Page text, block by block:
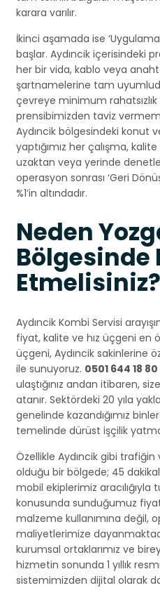
karara varılır.
İkinci aşamada ise
başlar. Aydıncik içerisindeki
her bir vida, kablo veya
şartnamelerine tam
çevreye minimum
prensibimizden taviz
Aydıncik bölgesindeki konut
yaptığımız her çalışma,
uzaktan veya yerinde
operasyon sonrası ‘Geri
%1’in altındadır.
Neden
Bölgesinde
Etmelisiniz?
Aydıncik Kombi Servisi
fiyat, kalite ve hız üçgeni en
üçgeni, Aydıncik sakinlerine
ile sunuyoruz. 0501 644 18 80
ulaştığınız andan itibaren,
atanır. Sektördeki 20 yıla
genelinde kazandığımız
temelinde dürüst işçilik
Özellikle Aydıncik gibi trafiğin
olduğu bir bölgede; 45
mobil ekiplerimiz aracılığıyla
konusunda sunduğumuz
malzeme kullanımına değil,
maliyetlerimize
kurumsal ortaklarımız ve
hizmetin sonunda 1 yıllık
sistemimizden dijital olarak